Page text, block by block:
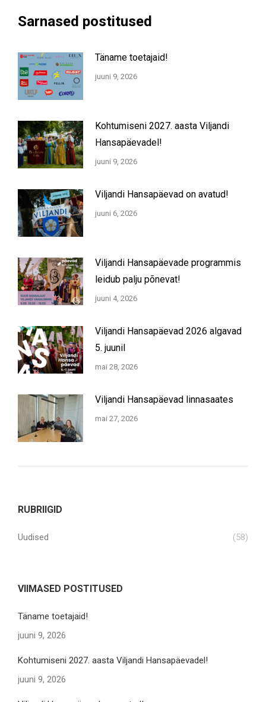
Sarnased postitused
Täname toetajaid!
juuni 9, 2026
Kohtumiseni 2027. aasta Viljandi
Hansapäevadel!
juuni 9, 2026
Viljandi Hansapäevad on avatud!
juuni 6, 2026
Viljandi Hansapäevade programmis
leidub palju põnevat!
juuni 4, 2026
Viljandi Hansapäevad 2026 algavad
5. juunil
mai 28, 2026
Viljandi Hansapäevad linnasaates
mai 27, 2026
RUBRIIGID
Uudised (58)
VIIMASED POSTITUSED
Täname toetajaid!
juuni 9, 2026
Kohtumiseni 2027. aasta Viljandi Hansapäevadel!
juuni 9, 2026